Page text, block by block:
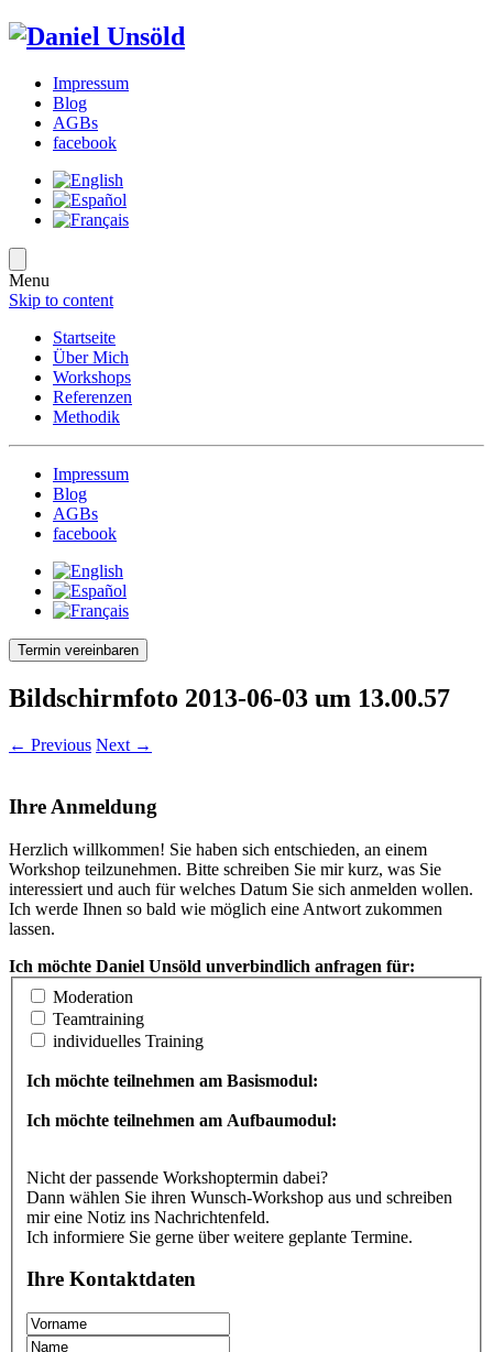
Impressum
Blog
AGBs
facebook
Menu
Skip to content
Startseite
Über Mich
Workshops
Referenzen
Methodik
Impressum
Blog
AGBs
facebook
Termin vereinbaren
Bildschirmfoto 2013-06-03 um 13.00.57
← Previous Next →
Ihre Anmeldung
Herzlich willkommen! Sie haben sich entschieden, an einem
Workshop teilzunehmen. Bitte schreiben Sie mir kurz, was Sie
interessiert und auch für welches Datum Sie sich anmelden wollen.
Ich werde Ihnen so bald wie möglich eine Antwort zukommen
lassen.
Ich möchte Daniel Unsöld unverbindlich anfragen für:
Moderation
Teamtraining
individuelles Training
Ich möchte teilnehmen am Basismodul:
Ich möchte teilnehmen am Aufbaumodul:
Nicht der passende Workshoptermin dabei?
Dann wählen Sie ihren Wunsch-Workshop aus und schreiben
mir eine Notiz ins Nachrichtenfeld.
Ich informiere Sie gerne über weitere geplante Termine.
Ihre Kontaktdaten